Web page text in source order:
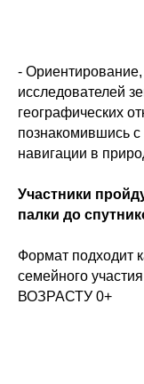
-
исследователей
географических
познакомившись
навигации в
Участники
палки до
Формат подходит
семейного
ВОЗРАСТУ 0+